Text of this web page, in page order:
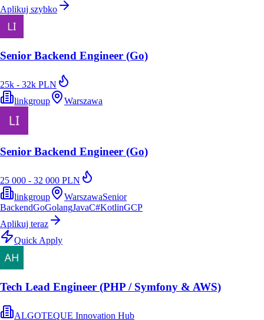
Aplikuj szybko
Senior Backend Engineer (Go)
25k - 32k PLN
linkgroup
Warszawa
Senior Backend Engineer (Go)
25 000 - 32 000 PLN
linkgroup
WarszawaSenior
BackendGoGolangJavaC#KotlinGCP
Aplikuj teraz
Quick Apply
Tech Lead Engineer (PHP / Symfony & AWS)
ALGOTEQUE Innovation Hub